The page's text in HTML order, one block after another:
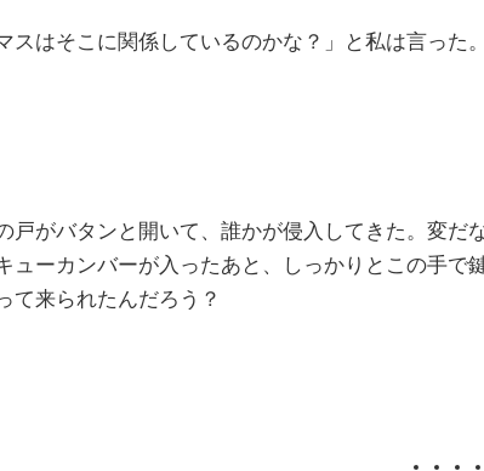
スはそこに関係しているのかな？」と私は言った。
がバタンと開いて、誰かが侵入してきた。変だ
ューカンバーが入ったあと、しっかりとこの手で
て来られたんだろう？